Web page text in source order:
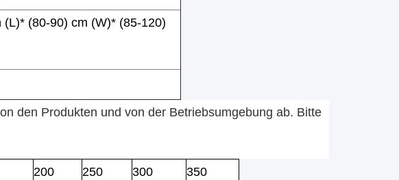
(L)* (80-90) cm (W)* (85-120)
den Produkten und von der Betriebsumgebung ab. Bitte
200 250 300 350